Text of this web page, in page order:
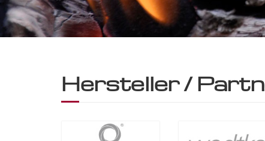
Hersteller /